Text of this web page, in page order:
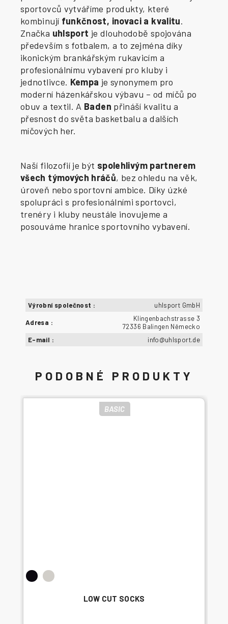
BASIC
LOW CUT SOCKS
sportovců vytváříme produkty, které
kombinují funkčnost, inovaci a kvalitu.
Značka uhlsport je dlouhodobě spojována
především s fotbalem, a to zejména díky
ikonickým brankářským rukavicím a
profesionálnímu vybavení pro kluby i
jednotlivce. Kempa je synonymem pro
moderní házenkářskou výbavu – od míčů po
obuv a textil. A Baden přináší kvalitu a
přesnost do světa basketbalu a dalších
míčových her.
Naší filozofií je být spolehlivým partnerem
všech týmových hráčů, bez ohledu na věk,
úroveň nebo sportovní ambice. Díky úzké
spolupráci s profesionálními sportovci,
trenéry i kluby neustále inovujeme a
posouváme hranice sportovního vybavení.
Výrobní společnost : uhlsport GmbH
Adresa :
Klingenbachstrasse 3
72336 Balingen Německo
E-mail : info@uhlsport.de